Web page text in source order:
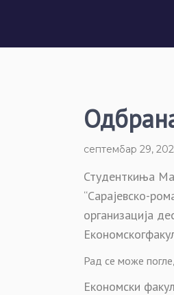
септембар 29,
Студенткиња
“Сарајевско-
организација
Економског
Рад се може
Економски